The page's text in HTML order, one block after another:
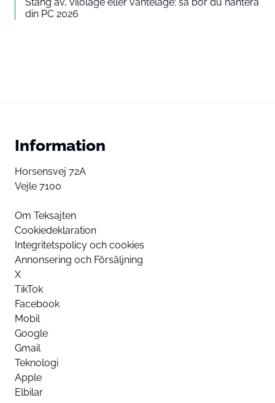
din PC 2026
Information
Horsensvej 72A
Vejle 7100
Om Teksajten
Cookiedeklaration
Integritetspolicy och cookies
Annonsering och Försäljning
X
TikTok
Facebook
Mobil
Google
Gmail
Teknologi
Apple
Elbilar